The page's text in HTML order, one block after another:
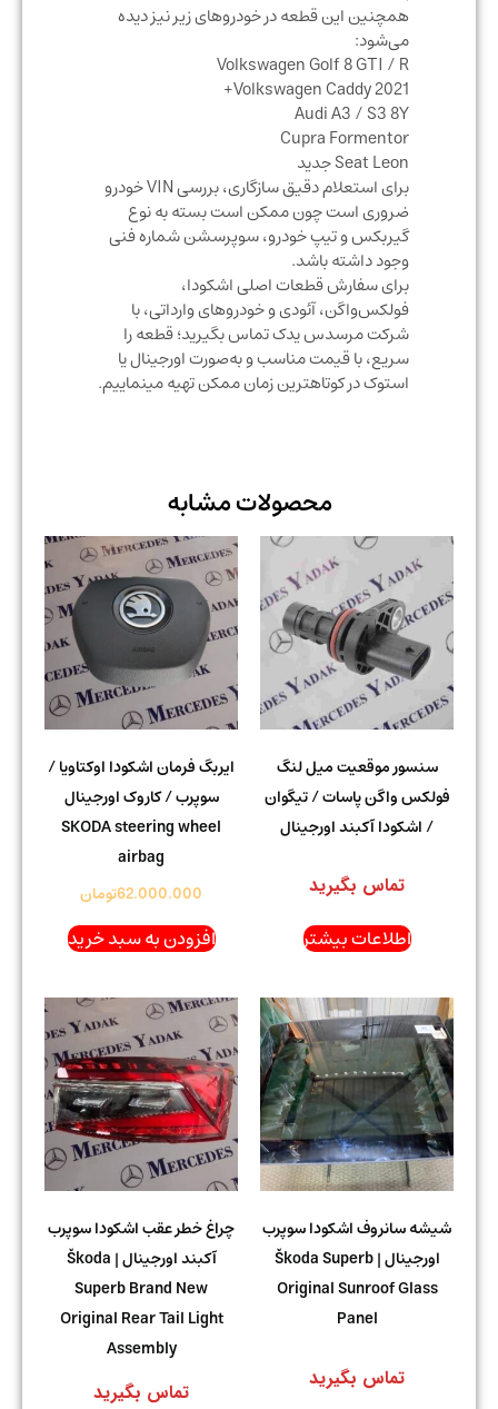
همچنین این قطعه در خودروهای زیر نیز دیده
می‌شود:
Volkswagen Golf 8 GTI / R
Volkswagen Caddy 2021+
Audi A3 / S3 8Y
Cupra Formentor
Seat Leon جدید
برای استعلام دقیق سازگاری، بررسی VIN خودرو
ضروری است چون ممکن است بسته به نوع
گیربکس و تیپ خودرو، سوپرسشن شماره فنی
وجود داشته باشد.
برای سفارش قطعات اصلی اشکودا،
فولکس‌واگن، آئودی و خودروهای وارداتی، با
شرکت مرسدس یدک⁠ تماس بگیرید؛ قطعه را
سریع، با قیمت مناسب و به‌صورت اورجینال یا
استوک در کوتاهترین زمان ممکن تهیه مینماییم.
محصولات مشابه
سنسور موقعیت میل لنگ
فولکس واگن پاسات / تیگوان
/ اشکودا آکبند اورجینال
تماس بگیرید
اطلاعات بیشتر
ایربگ فرمان اشکودا اوکتاویا /
سوپرب / کاروک اورجینال
SKODA steering wheel
airbag
62.000.000تومان
افزودن به سبد خرید
شیشه سانروف اشکودا سوپرب
اورجینال | Škoda Superb
Original Sunroof Glass
Panel
تماس بگیرید
چراغ خطر عقب اشکودا سوپرب
آکبند اورجینال | Škoda
Superb Brand New
Original Rear Tail Light
Assembly
تماس بگیرید